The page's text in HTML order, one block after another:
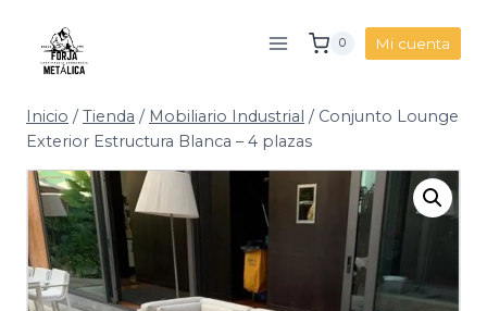
contenido
0 Mi cuenta
Inicio / Tienda / Mobiliario Industrial / Conjunto Lounge
Exterior Estructura Blanca – 4 plazas